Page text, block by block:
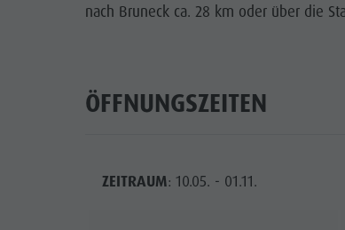
nach Bruneck ca. 28 km oder über die
ÖFFNUNGSZEITEN
ZEITRAUM: 10.05. - 01.11.